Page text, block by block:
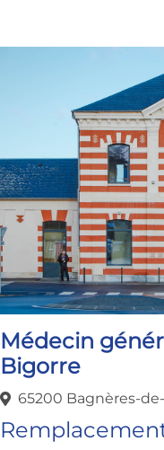
Médecin
Bigorre
65200 Bagnères-